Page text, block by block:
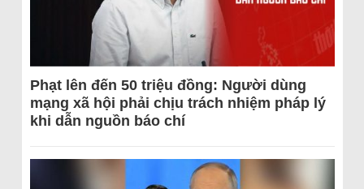
Phạt lên đến 50 triệu đồng: Người dùng
mạng xã hội phải chịu trách nhiệm pháp lý
khi dẫn nguồn báo chí